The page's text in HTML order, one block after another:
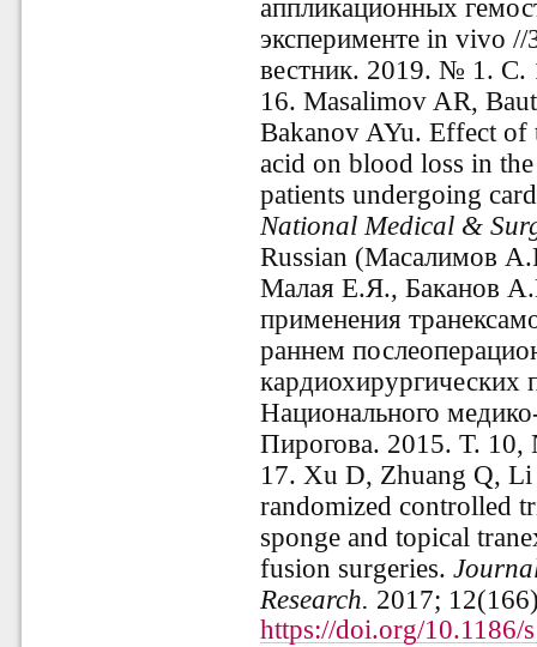
аппликационных
эксперименте in vivo //
вестник. 2019. № 1. С.
16. Masalimov AR,
Bakanov AYu. Effect of
acid on blood loss in
patients undergoing
National Medical &
Russian (Масалимов
Малая Е.Я., Баканов
применения
раннем
кардиохирургических
Национального
Пирогова. 2015. Т.
17. Xu D, Zhuang Q,
randomized controlled
sponge and topical
fusion surgeries.
Research. 2017;
https://doi.org/10.1186/